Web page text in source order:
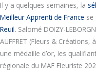
Il y a quelques semaines, la
Meilleur Apprenti de France se
Reuil. Salomé DOIZY-
AUFFRET (Fleurs &
une médaille d’or, les
régionale du MAF Fleuriste